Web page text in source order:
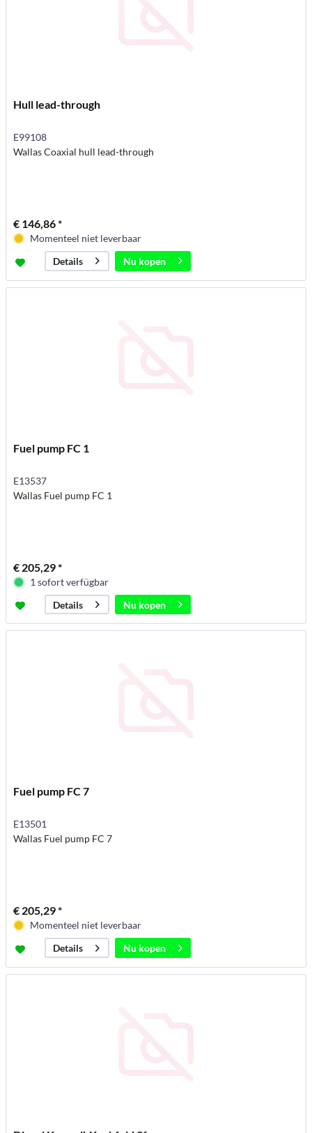
Hull lead-through
E99108
Wallas Coaxial hull lead-through
€ 146,86 *
Momenteel niet leverbaar
Details
Nu kopen
Fuel pump FC 1
E13537
Wallas Fuel pump FC 1
€ 205,29 *
1 sofort verfügbar
Details
Nu kopen
Fuel pump FC 7
E13501
Wallas Fuel pump FC 7
€ 205,29 *
Momenteel niet leverbaar
Details
Nu kopen